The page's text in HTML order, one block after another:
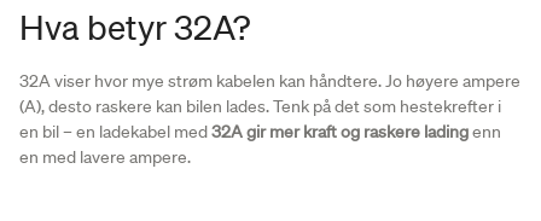
Hva betyr 32A?
32A viser hvor mye strøm kabelen kan håndtere. Jo høyere ampere
(A), desto raskere kan bilen lades. Tenk på det som hestekrefter i
en bil – en ladekabel med32A gir mer kraft og raskere ladingenn
en med lavere ampere.